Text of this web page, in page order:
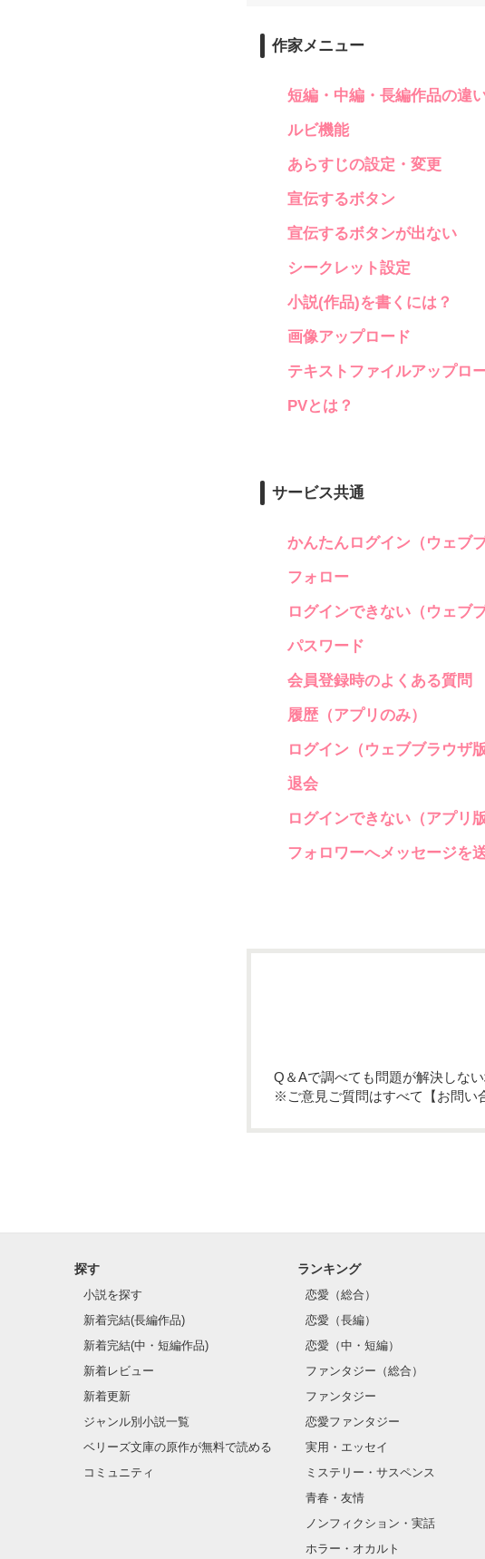
作家メニュー
短編・中編・長編作品の違
ルビ機能
あらすじの設定・変更
宣伝するボタン
宣伝するボタンが出ない
シークレット設定
小説(作品)を書くには？
画像アップロード
テキストファイルアップロ
PVとは？
サービス共通
かんたんログイン（ウェブ
フォロー
ログインできない（ウェブ
パスワード
会員登録時のよくある質問
履歴（アプリのみ）
ログイン（ウェブブラウザ版
退会
ログインできない（アプリ版
フォロワーへメッセージを
Q＆Aで調べても問題が解決しな
※ご意見ご質問はすべて【お問い
探す
小説を探す
新着完結(長編作品)
新着完結(中・短編作品)
新着レビュー
新着更新
ジャンル別小説一覧
ベリーズ文庫の原作が無料で読める
コミュニティ
ランキング
恋愛（総合）
恋愛（長編）
恋愛（中・短編）
ファンタジー（総合）
ファンタジー
恋愛ファンタジー
実用・エッセイ
ミステリー・サスペンス
青春・友情
ノンフィクション・実話
ホラー・オカルト